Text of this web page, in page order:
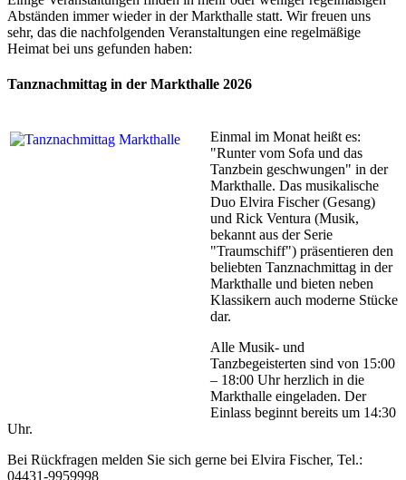
Abständen immer wieder in der Markthalle statt. Wir freuen uns
sehr, das die nachfolgenden Veranstaltungen eine regelmäßige
Heimat bei uns gefunden haben:
Tanznachmittag in der Markthalle 2026
Einmal im Monat heißt es:
"Runter vom Sofa und das
Tanzbein geschwungen" in der
Markthalle. Das musikalische
Duo Elvira Fischer (Gesang)
und Rick Ventura (Musik,
bekannt aus der Serie
"Traumschiff") präsentieren den
beliebten Tanznachmittag in der
Markthalle und bieten neben
Klassikern auch moderne Stücke
dar.
Alle Musik- und
Tanzbegeisterten sind von 15:00
– 18:00 Uhr herzlich in die
Markthalle eingeladen. Der
Einlass beginnt bereits um 14:30
Uhr.
Bei Rückfragen melden Sie sich gerne bei Elvira Fischer, Tel.:
04431-9959998